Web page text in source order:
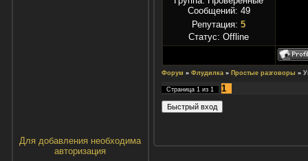
Для добавления необходима
авторизация
Сообщений: 49
Репутация: 5
Статус: Offline
Форум » Флудилка » Простые разговоры »
Страница 1из 1 1